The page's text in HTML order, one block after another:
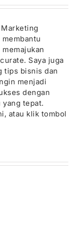
Saya juga
tips bisnis dan
menjadi
dengan
yang tepat.
atau klik tombol